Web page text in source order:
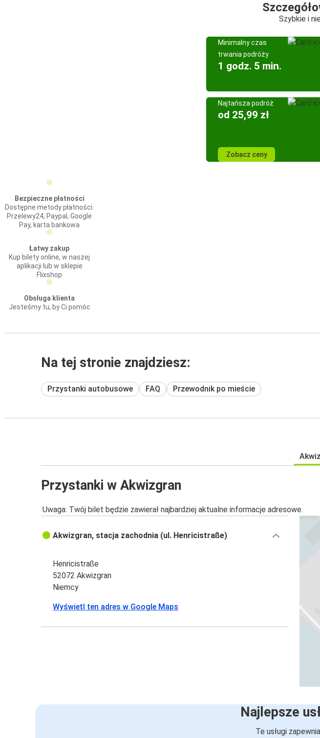
Szybkie i
Minimalny czas
trwania podróży
1 godz. 5 min.
Najtańsza podróż
od 25,99 zł
Zobacz ceny
Bezpieczne płatności
Dostępne metody płatności:
Przelewy24, Paypal, Google
Pay, karta bankowa
Łatwy zakup
Kup bilety online, w naszej
aplikacji lub w sklepie
Flixshop
Obsługa klienta
Jesteśmy tu, by Ci pomóc
Na tej stronie znajdziesz:
Przystanki autobusowe FAQ Przewodnik po mieście
Przystanki w Akwizgran
Uwaga: Twój bilet będzie zawierał najbardziej aktualne informacje adresowe.
Akwizgran, stacja zachodnia (ul. Henricistraße)
Henricistraße
52072 Akwizgran
Niemcy
Wyświetl ten adres w Google Maps
Najlepsze
Te usługi